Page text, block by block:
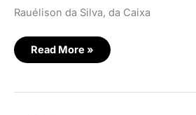
Rauélison da Silva, da Caixa
canal
Read More »